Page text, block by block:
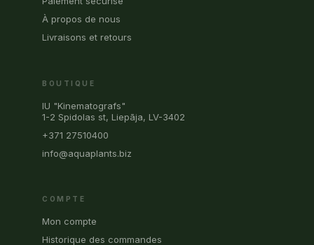
À propos de nous
Livraisons et retours
BOUTIQUE
IU "Kinematografs"
1-2 Spidolas st, Liepāja, LV-3402
+371 27510400
info@aquaplants.biz
COMPTE
Mon compte
Historique des commandes